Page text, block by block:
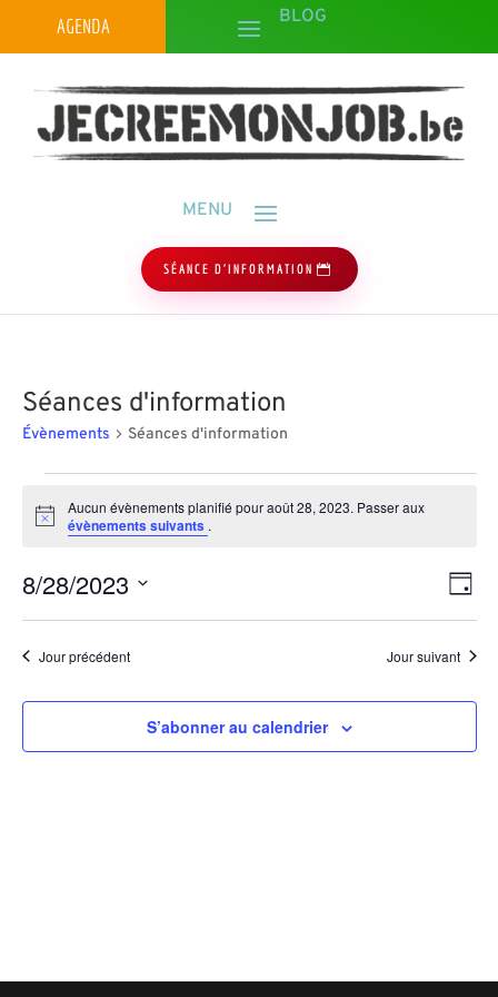
AGENDA
SÉANCE D'INFORMATION
Séances d'information
Évènements Séances d'information
for
28,
2023
Notice
Aucun évènements planifié pour août 28, 2023. Passer aux
évènements suivants .
de
vues
Jour
8/28/2023
date.Jour précédent Jour suivant
S’abonner au calendrier